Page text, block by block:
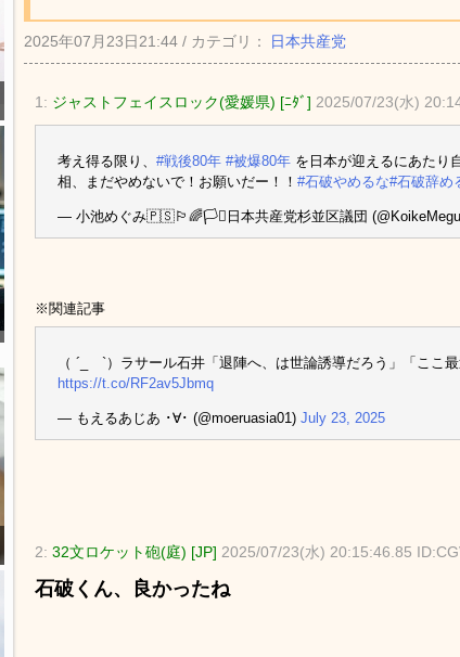
2025年07月23日21:44 / カテゴリ： 日本共産党
1: ジャストフェイスロック(愛媛県) [ﾆﾀﾞ] 2025/07/23(水)
考え得る限り、 #戦後80年 #被爆80年 を日本が迎えるにあたり
相、まだやめないで！お願いだー！！ #石破やめるな#石破辞め
— 小池めぐみ🇵🇸🏳️‍🌈🏳️‍⚧️日本共産党杉並区議団
※関連記事
（ ´_ゝ`）ラサール石井「退陣へ、は世論誘導だろう」「こ
https://t.co/RF2av5Jbmq
— もえるあじあ ･∀･ (@moeruasia01) July 23, 2025
2: 32文ロケット砲(庭) [JP] 2025/07/23(水) 20:15:46.85
石破くん、良かったね